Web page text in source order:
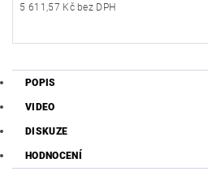
5 611,57 Kč bez DPH
POPIS
VIDEO
DISKUZE
HODNOCENÍ